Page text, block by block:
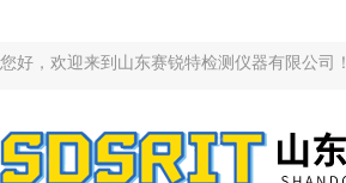
您好，欢迎来到山东赛锐特检测仪器有限公司！